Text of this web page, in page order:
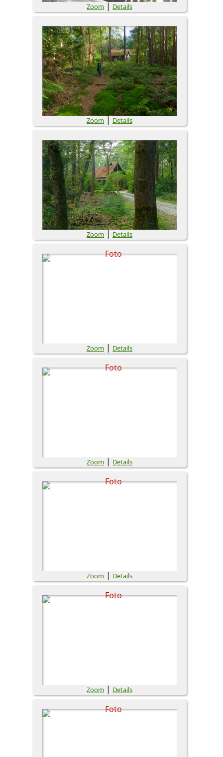
Zoom | Details
Zoom | Details
Zoom | Details
Zoom | Details
Zoom | Details
Zoom | Details
Zoom | Details